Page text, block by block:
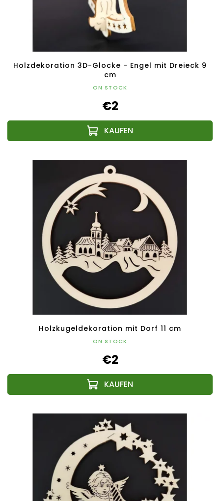
Holzdekoration 3D-Glocke - Engel mit Dreieck 9
cm
ON STOCK
€2
Holzkugeldekoration mit Dorf 11 cm
ON STOCK
€2